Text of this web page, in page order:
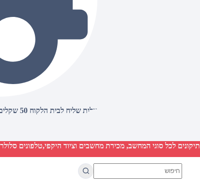
עלות שליח לבית הלקוח 50 שקלים, בהזמנות מעל 2000 שקלים ללא חיוב (חינם)
לכל סוגי המחשב, מכירת מחשבים וציוד היקפי,טלפונים
results